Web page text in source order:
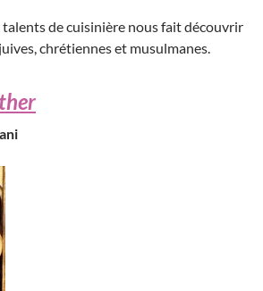
de cuisinière nous fait découvrir
chrétiennes et musulmanes.